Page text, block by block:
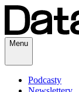
Menu
Podcasty